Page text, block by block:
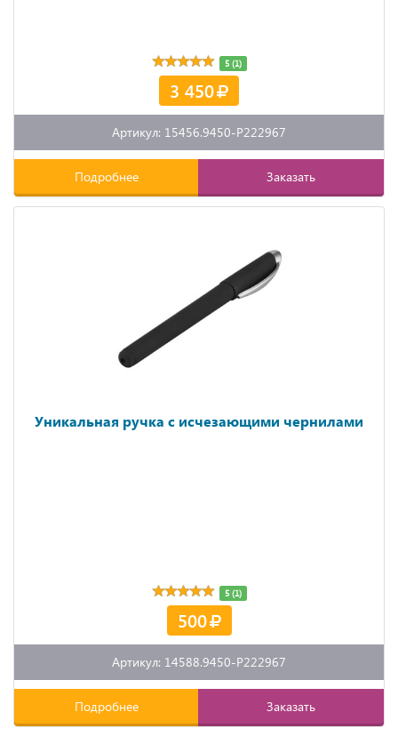
5 (1)
3 450
Артикул: 15456.9450-P222967
Подробнее Заказать
Уникальная ручка с исчезающими чернилами
5 (1)
500
Артикул: 14588.9450-P222967
Подробнее Заказать